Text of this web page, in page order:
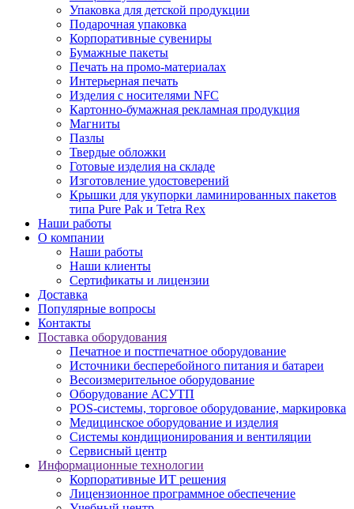
Упаковка для детской продукции
Подарочная упаковка
Корпоративные сувениры
Бумажные пакеты
Печать на промо-материалах
Интерьерная печать
Изделия с носителями NFC
Картонно-бумажная рекламная продукция
Магниты
Пазлы
Твердые обложки
Готовые изделия на складе
Изготовление удостоверений
Крышки для укупорки ламинированных пакетов
типа Pure Pak и Tetra Rex
Наши работы
О компании
Наши работы
Наши клиенты
Сертификаты и лицензии
Доставка
Популярные вопросы
Контакты
Поставка оборудования
Печатное и постпечатное оборудование
Источники бесперебойного питания и батареи
Весоизмерительное оборудование
Оборудование АСУТП
POS-системы, торговое оборудование, маркировка
Медицинское оборудование и изделия
Системы кондиционирования и вентиляции
Сервисный центр
Информационные технологии
Корпоративные ИТ решения
Лицензионное программное обеспечение